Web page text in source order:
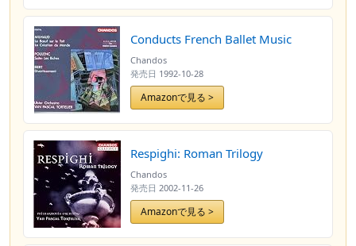
Conducts French Ballet Music
Chandos
発売日 1992-10-28
Amazonで見る >
Respighi: Roman Trilogy
Chandos
発売日 2002-11-26
Amazonで見る >